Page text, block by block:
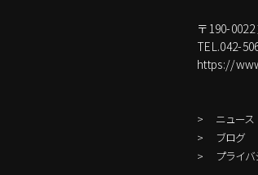
〒190-0022
TEL.042-
https://
ニュース
ブログ
プライ